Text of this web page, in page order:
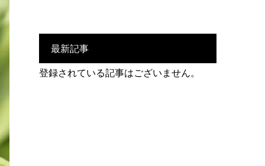
最新記事
登録されている記事はございません。